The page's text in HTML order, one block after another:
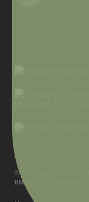
© Государственный
имени А.С. Пушкина